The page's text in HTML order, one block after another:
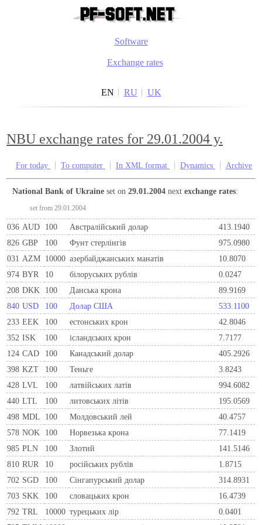
Software
Exchange rates
EN RU UK
NBU exchange rates for 29.01.2004 y.
For today To computer In XML format Dynamics Archive
National Bank of Ukraine set on29.01.2004 nextexchange rates:
set from 29.01.2004
036 AUD 100 Австралійський долар
413.1940
826 GBP 100 Фунт стерлінгів
975.0980
031 AZM 10000 азербайджанських манатів
10.8070
974 BYR 10 білоруських рублів
0.0247
208 DKK 100 Данська крона
89.9169
840 USD 100 Долар США
533.1100
233 EEK 100 естонських крон
42.8046
352 ISK 100 ісландських крон
7.7177
124 CAD 100 Канадський долар
405.2926
398 KZT 100 Теньге
3.8243
428 LVL 100 латвійських латів
994.6082
440 LTL 100 литовських літів
195.0569
498 MDL 100 Молдовський лей
40.4757
578 NOK 100 Норвезька крона
77.1419
985 PLN 100 Злотий
141.5146
810 RUR 10 росiйських рублiв
1.8715
702 SGD 100 Сінгапурський долар
314.8931
703 SKK 100 словацьких крон
16.4739
792 TRL 10000 турецьких лір
0.0401